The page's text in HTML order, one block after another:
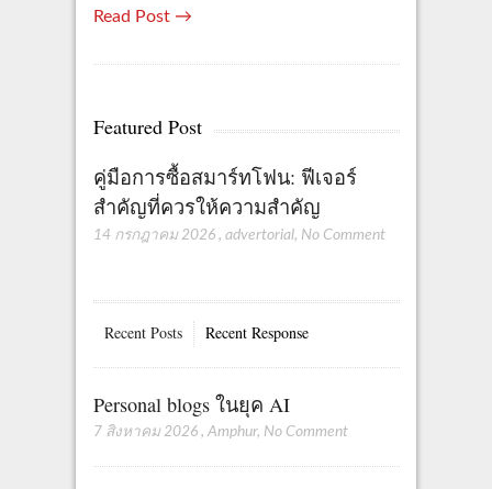
Read Post →
Featured Post
คู่มือการซื้อสมาร์ทโฟน: ฟีเจอร์
สำคัญที่ควรให้ความสำคัญ
14 กรกฎาคม 2026 , advertorial, No Comment
Recent Posts Recent Response
Personal blogs ในยุค AI
7 สิงหาคม 2026 , Amphur, No Comment